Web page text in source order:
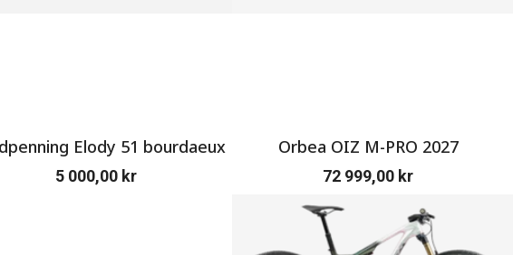
Elody 51 bourdaeux
5 000,00 kr
Orbea OIZ M-PRO 2027
72 999,00 kr